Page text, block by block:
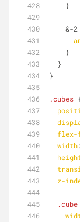
    }
    }
  }
}
.cubes
flex-
width
z-
.cube